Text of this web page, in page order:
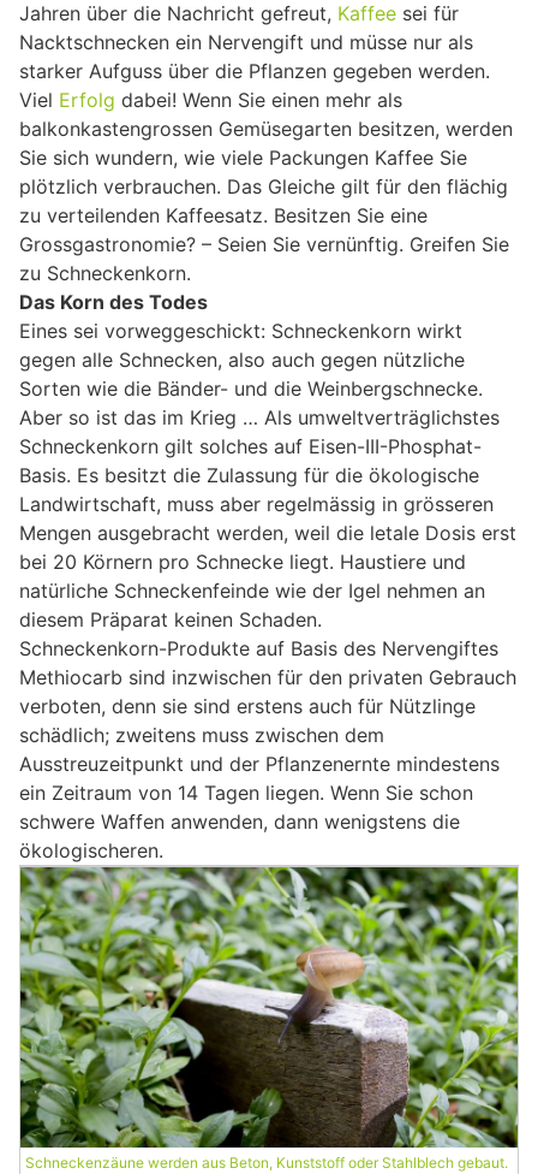
Jahren über die Nachricht gefreut, Kaffee sei für
Nacktschnecken ein Nervengift und müsse nur als
starker Aufguss über die Pflanzen gegeben werden.
Viel Erfolg dabei! Wenn Sie einen mehr als
balkonkastengrossen Gemüsegarten besitzen, werden
Sie sich wundern, wie viele Packungen Kaffee Sie
plötzlich verbrauchen. Das Gleiche gilt für den flächig
zu verteilenden Kaffeesatz. Besitzen Sie eine
Grossgastronomie? – Seien Sie vernünftig. Greifen Sie
zu Schneckenkorn.
Das Korn des Todes
Eines sei vorweggeschickt: Schneckenkorn wirkt
gegen alle Schnecken, also auch gegen nützliche
Sorten wie die Bänder- und die Weinbergschnecke.
Aber so ist das im Krieg … Als umweltverträglichstes
Schneckenkorn gilt solches auf Eisen-III-Phosphat-
Basis. Es besitzt die Zulassung für die ökologische
Landwirtschaft, muss aber regelmässig in grösseren
Mengen ausgebracht werden, weil die letale Dosis erst
bei 20 Körnern pro Schnecke liegt. Haustiere und
natürliche Schneckenfeinde wie der Igel nehmen an
diesem Präparat keinen Schaden.
Schneckenkorn-Produkte auf Basis des Nervengiftes
Methiocarb sind inzwischen für den privaten Gebrauch
verboten, denn sie sind erstens auch für Nützlinge
schädlich; zweitens muss zwischen dem
Ausstreuzeitpunkt und der Pflanzenernte mindestens
ein Zeitraum von 14 Tagen liegen. Wenn Sie schon
schwere Waffen anwenden, dann wenigstens die
ökologischeren.
Schneckenzäune werden aus Beton, Kunststoff oder Stahlblech gebaut.